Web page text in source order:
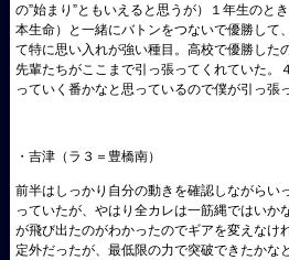
の”始まり”ともいえると思うが）１年生のと
本生命）と一緒にバトンをつないで優勝して
て特に思い入れが強い種目。高校で優勝した
先輩たちがここまで引っ張ってくれていた。
っていく番かなと思っているので僕が引っ張
・吉津（ラ３＝豊橋南）
前半はしっかり自分の動きを確認しながらい
っていたが、やはり全カレは一筋縄ではいか
が飛び出たのがわかったのでギアを変えなけ
定外だったが、最低限の力で突破できたかな